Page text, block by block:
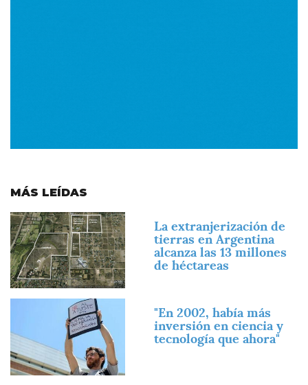
MÁS LEÍDAS
Imagen
La extranjerización de
tierras en Argentina
alcanza las 13 millones
de héctareas
"En 2002, había más
inversión en ciencia y
tecnología que ahora"